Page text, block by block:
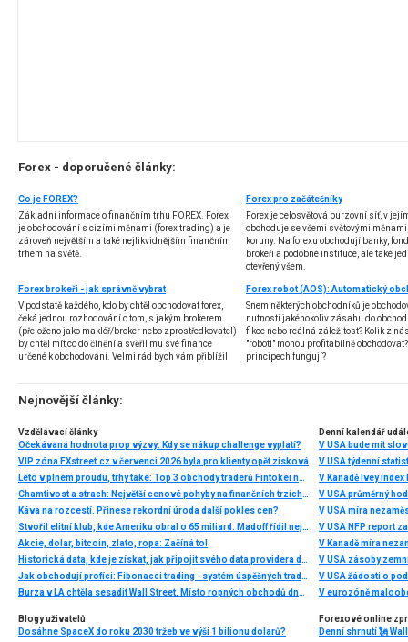
Forex - doporučené články:
Co je FOREX?
Základní informace o finančním trhu FOREX. Forex
je obchodování s cizími měnami (forex trading) a je
zároveň největším a také nejlikvidnějším finančním
trhem na světě.
Forex pro začátečníky
Forex je celosvětová burzovní síť, v
obchoduje se všemi světovými
koruny. Na forexu obchodují banky,
brokeři a podobné instituce, ale také
otevřený všem.
Forex brokeři - jak správně vybrat
V podstatě každého, kdo by chtěl obchodovat forex,
čeká jednou rozhodování o tom, s jakým brokerem
(přeloženo jako makléř/broker nebo zprostředkovatel)
by chtěl mít co do činění a svěřil mu své finance
určené k obchodování. Velmi rád bych vám přiblížil
několik příkladů nejznámějších z nich.
Snem některých obchodníků je
nutnosti jakéhokoliv zásahu do
fikce nebo reálná záležitost? Kolik z
"roboti" mohou profitabilně
principech fungují?
Nejnovější články:
Vzdělávací články
Očekávaná hodnota prop výzvy: Kdy se nákup challenge vyplatí?
VIP zóna FXstreet.cz v červenci 2026 byla pro klienty opět zisková
Léto v plném proudu, trhy také: Top 3 obchody traderů Fintokei na indexech a zlatě
Chamtivost a strach: Největší cenové pohyby na finančních trzích (červenec 2026)
Káva na rozcestí. Přinese rekordní úroda další pokles cen?
Stvořil elitní klub, kde Ameriku obral o 65 miliard. Madoff řídil největší Ponzi dějin
Akcie, dolar, bitcoin, zlato, ropa: Začíná to!
Historická data, kde je získat, jak připojit svého data providera do MultiCharts a proč je budeme potřebovat? (4. díl)
Jak obchodují profíci: Fibonacci trading - systém úspěšných traderů
Burza v LA chtěla sesadit Wall Street. Místo ropných obchodů dnes místem duní basy
Denní kalendář
V USA bude mít
V USA týdenní
V Kanadě Ivey index
V USA průměrný
V USA míra
V USA NFP report
V Kanadě míra
V USA zásoby
V USA žádosti o
V eurozóně
Blogy uživatelů
Dosáhne SpaceX do roku 2030 tržeb ve výši 1 bilionu dolarů?
Forexové online